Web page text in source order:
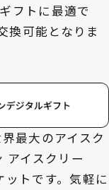
フトに最適で
可能となりま
最大のアイスク
アイスクリー
トです。気軽に